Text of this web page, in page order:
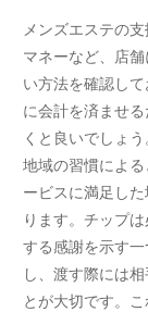
メンズエステの
マネーなど、店
い方法を確認し
に会計を済ませ
くと良いでしょ
地域の習慣によ
ービスに満足し
ります。チップ
する感謝を示す
し、渡す際には
とが大切です。